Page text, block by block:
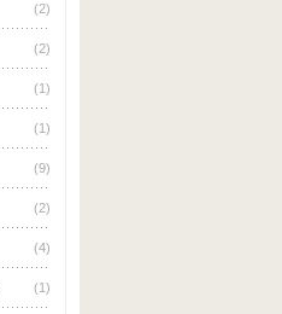
(2)
(2)
(1)
(1)
(9)
(2)
(4)
(1)